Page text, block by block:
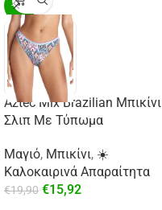
-20%
Aztec Mix Brazilian Μπικίνι
Σλιπ Με Τύπωμα
Μαγιό, Μπικίνι, ☀️
Καλοκαιρινά Απαραίτητα
€19,90 €15,92